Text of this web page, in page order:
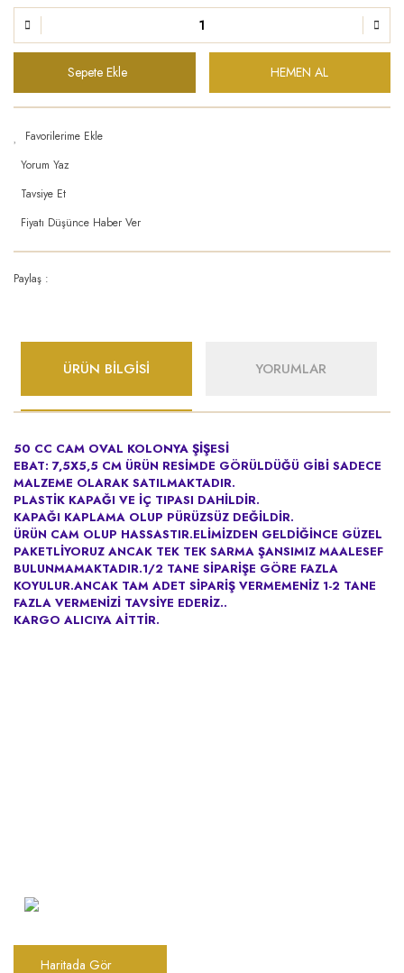
Sepete Ekle HEMEN AL
Yorum Yaz
Tavsiye Et
Fiyatı Düşünce Haber Ver
Paylaş :
ÜRÜN BİLGİSİ YORUMLAR
50 CC CAM OVAL KOLONYA ŞİŞESİ
EBAT: 7,5X5,5 CM ÜRÜN RESİMDE GÖRÜLDÜĞÜ GİBİ SADECE
MALZEME OLARAK SATILMAKTADIR.
PLASTİK KAPAĞI VE İÇ TIPASI DAHİLDİR.
KAPAĞI KAPLAMA OLUP PÜRÜZSÜZ DEĞİLDİR.
ÜRÜN CAM OLUP HASSASTIR.ELİMİZDEN GELDİĞİNCE GÜZEL
PAKETLİYORUZ ANCAK TEK TEK SARMA ŞANSIMIZ MAALESEF
BULUNMAMAKTADIR.1/2 TANE SİPARİŞE GÖRE FAZLA
KOYULUR.ANCAK TAM ADET SİPARİŞ VERMEMENİZ 1-2 TANE
FAZLA VERMENİZİ TAVSİYE EDERİZ..
KARGO ALICIYA AİTTİR.
Haritada Gör